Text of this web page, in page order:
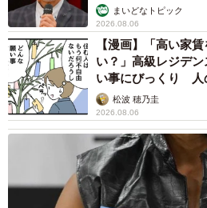
田さん）
まいどなトピック
2026.08.06
【漫画】「高い家
い？」高級レジデ
い事にびっくり 人
松波 穂乃圭
2026.08.06